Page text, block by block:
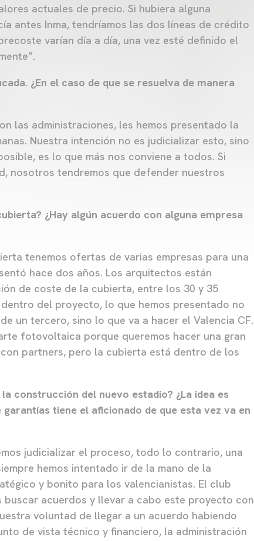
actuales de precio. Si hubiera alguna
antes Inma, tendríamos las dos líneas de crédito
varían día a día, una vez esté definido el
¿En el caso de que se resuelva de manera
las administraciones, les hemos presentado la
Nuestra intención no es judicializar esto, sino
es lo que más nos conviene a todos. Si
nosotros tendremos que defender nuestros
¿Hay algún acuerdo con alguna empresa
tenemos ofertas de varias empresas para una
hace dos años. Los arquitectos están
de coste de la cubierta, entre los 30 y 35
del proyecto, lo que hemos presentado no
un tercero, sino lo que va a hacer el Valencia CF.
fotovoltaica porque queremos hacer una gran
partners, pero la cubierta está dentro de los
construcción del nuevo estadio? ¿La idea es
tiene el aficionado de que esta vez va en
judicializar el proceso, todo lo contrario, una
hemos intentado ir de la mano de la
y bonito para los valencianistas. El club
acuerdos y llevar a cabo este proyecto con
voluntad de llegar a un acuerdo habiendo
de vista técnico y financiero, la administración